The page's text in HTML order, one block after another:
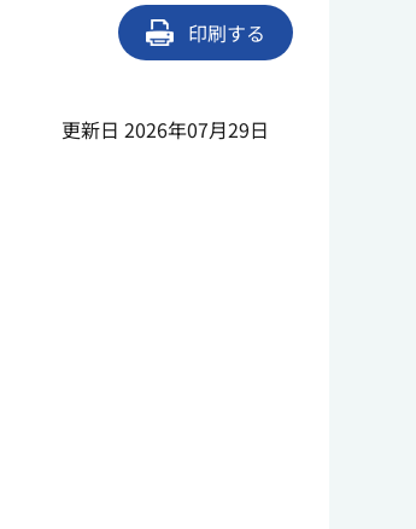
印刷する
更新日 2026年07月29日